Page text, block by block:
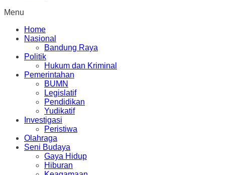
Menu
Home
Nasional
Bandung Raya
Politik
Hukum dan Kriminal
Pemerintahan
BUMN
Legislatif
Pendidikan
Yudikatif
Investigasi
Peristiwa
Olahraga
Seni Budaya
Gaya Hidup
Hiburan